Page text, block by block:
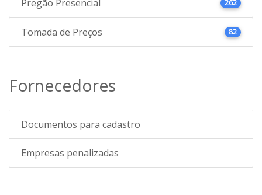
Pregão Presencial 262
Tomada de Preços 82
Fornecedores
Documentos para cadastro
Empresas penalizadas